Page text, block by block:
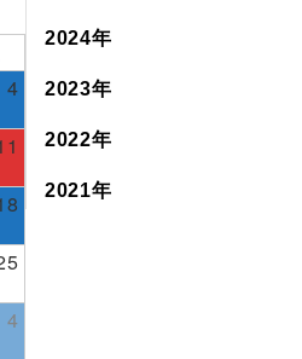
4
4
2024年
2023年
2022年
2021年